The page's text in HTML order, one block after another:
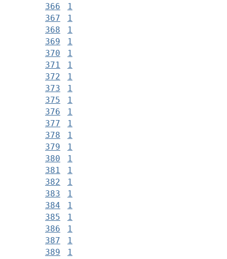
366
1
367
1
368
1
369
1
370
1
371
1
372
1
373
1
375
1
376
1
377
1
378
1
379
1
380
1
381
1
382
1
383
1
384
1
385
1
386
1
387
1
389
1